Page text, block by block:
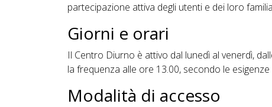
partecipazione attiva degli utenti e dei loro
Giorni e orari
Il Centro Diurno è attivo dal lunedì al venerdì,
la frequenza alle ore 13.00, secondo le esigenze
Modalità di accesso